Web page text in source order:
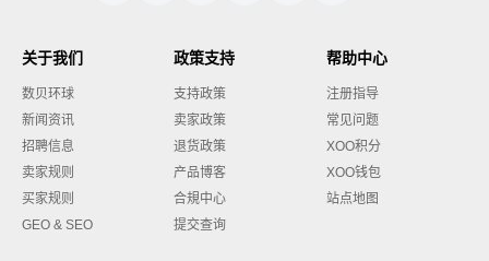
关于我们
数贝环球
新闻资讯
招聘信息
卖家规则
买家规则
GEO & SEO
政策支持
支持政策
卖家政策
退货政策
产品博客
合規中心
提交查询
帮助中心
注册指导
常见问题
XOO积分
XOO钱包
站点地图